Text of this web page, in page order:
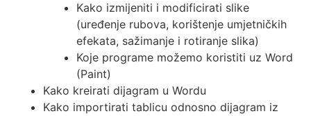
Kako izmijeniti i modificirati slike
(uređenje rubova, korištenje umjetničkih
efekata, sažimanje i rotiranje slika)
Koje programe možemo koristiti uz Word
(Paint)
Kako kreirati dijagram u Wordu
Kako importirati tablicu odnosno dijagram iz